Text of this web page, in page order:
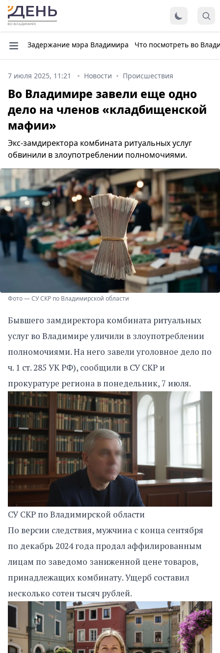
Задержание мэра Владимира Что посмотреть во
7 июля 2025, 11:21 Новости Происшествия
Во Владимире завели еще одно
дело на членов «кладбищенской
мафии»
Экс-замдиректора комбината ритуальных услуг
обвинили в злоупотреблении полномочиями.
Фото — СУ СКР по Владимирской области
Бывшего замдиректора комбината ритуальных
услуг во Владимире уличили в злоупотреблении
полномочиями. На него завели уголовное дело по
ч. 1 ст. 285 УК РФ), сообщили в СУ СКР и
прокуратуре региона в понедельник, 7 июля.
СУ СКР по Владимирской области
По версии следствия, мужчина с конца сентября
по декабрь 2024 года продал аффилированным
лицам по заведомо заниженной цене товаров,
принадлежащих комбинату. Ущерб составил
несколько сотен тысяч рублей.